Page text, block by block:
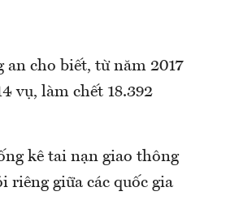
an cho biết, từ năm 2017
vụ, làm chết 18.392
kê tai nạn giao thông
riêng giữa các quốc gia